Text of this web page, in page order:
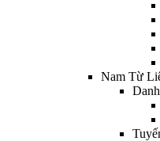
Nam Từ